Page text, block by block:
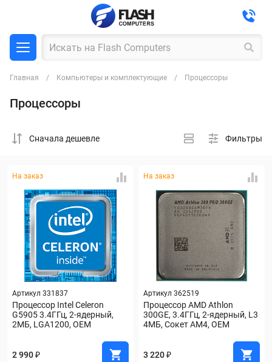
Главная Компьютеры и комплектующие Процессоры
Процессоры
Cначала дешевле Фильтры
На заказ
Артикул 331837
Процессор Intel Celeron
G5905 3.4ГГц, 2-ядерный,
2МБ, LGA1200, OEM
2 990 ₽
На заказ
Артикул 362519
Процессор AMD Athlon
300GE, 3.4ГГц, 2-ядерный, L3
4МБ, Сокет AM4, OEM
3 220 ₽